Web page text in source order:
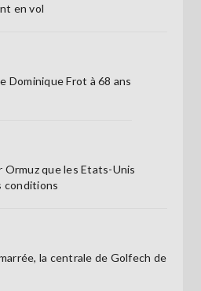
en vol
Dominique Frot à 68 ans
Ormuz que les Etats-Unis
conditions
la centrale de Golfech de